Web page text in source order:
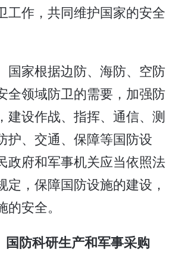
工作，共同维护国家的安全
家根据边防、海防、空防
全领域防卫的需要，加强防
建设作战、指挥、通信、测
护、交通、保障等国防设
政府和军事机关应当依照法
定，保障国防设施的建设，
安全。
防科研生产和军事采购